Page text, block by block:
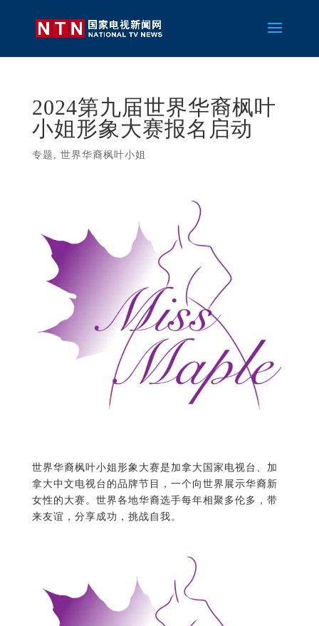
2024第九届世界华裔枫叶
小姐形象大赛报名启动
专题 , 世界华裔枫叶小姐
世界华裔枫叶小姐形象大赛是加拿大国家电视台、加
拿大中文电视台的品牌节目，一个向世界展示华裔新
女性的大赛。世界各地华裔选手每年相聚多伦多，带
来友谊，分享成功，挑战自我。